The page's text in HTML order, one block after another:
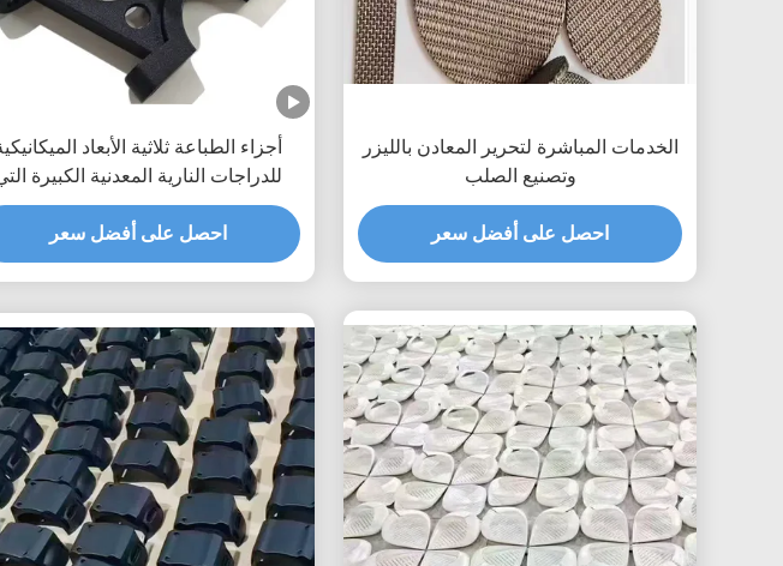
الخدمات المباشرة لتحرير المعادن بالليزر
وتصنيع الصلب
احصل على أفضل سعر
أجزاء الطباعة ثلاثية الأبعاد
للدراجات النارية المعدنية الكبيرة
تناسب بعضها البعض
احصل على أفضل سعر